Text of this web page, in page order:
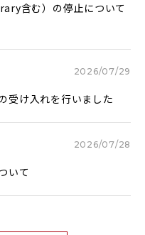
含む）の停止について
2026/07/29
受け入れを行いました
2026/07/28
いて